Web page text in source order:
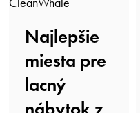
Najlepšie
miesta pre
lacný
nábytok z